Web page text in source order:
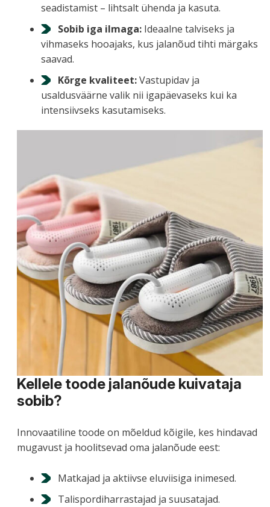
seadistamist – lihtsalt ühenda ja kasuta.
Sobib iga ilmaga: Ideaalne talviseks ja
vihmaseks hooajaks, kus jalanõud tihti märgaks
saavad.
Kõrge kvaliteet:Vastupidav ja
usaldusväärne valik nii igapäevaseks kui ka
intensiivseks kasutamiseks.
Kellele toode jalanõude kuivataja
sobib?
Innovaatiline toode on mõeldud kõigile, kes hindavad
mugavust ja hoolitsevad oma jalanõude eest:
Matkajad ja aktiivse eluviisiga inimesed.
Talispordiharrastajad ja suusatajad.